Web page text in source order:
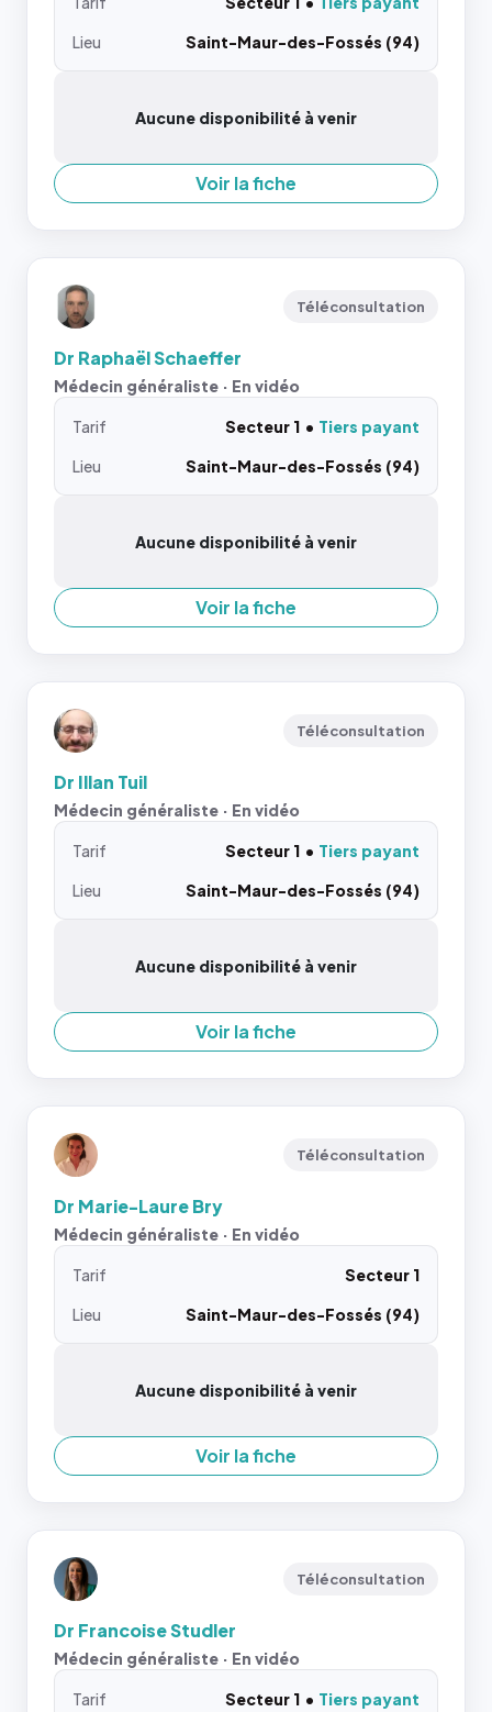
Lieu
Saint-Maur-des-Fossés (94)
Aucune disponibilité à venir
Voir la fiche
Téléconsultation
Dr Raphaël Schaeffer
Médecin généraliste · En vidéo
Tarif Secteur 1
Tiers payant
Lieu
Saint-Maur-des-Fossés (94)
Aucune disponibilité à venir
Voir la fiche
Téléconsultation
Dr Illan Tuil
Médecin généraliste · En vidéo
Tarif Secteur 1
Tiers payant
Lieu
Saint-Maur-des-Fossés (94)
Aucune disponibilité à venir
Voir la fiche
Téléconsultation
Dr Marie-Laure Bry
Médecin généraliste · En vidéo
Tarif
Secteur 1
Lieu
Saint-Maur-des-Fossés (94)
Aucune disponibilité à venir
Voir la fiche
Téléconsultation
Dr Francoise Studler
Médecin généraliste · En vidéo
Tarif Secteur 1
Tiers payant